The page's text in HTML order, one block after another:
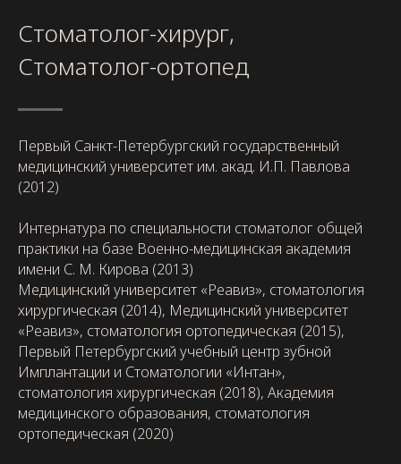
Стоматолог-хирург,
Стоматолог-ортопед
Первый Санкт-Петербургский государственный
медицинский университет им. акад. И.П. Павлова
(2012)
Интернатура по специальности стоматолог общей
практики на базе Военно-медицинская академия
имени С. М. Кирова (2013)
Медицинский университет «Реавиз», стоматология
хирургическая (2014), Медицинский университет
«Реавиз», стоматология ортопедическая (2015),
Первый Петербургский учебный центр зубной
Имплантации и Стоматологии «Интан»,
стоматология хирургическая (2018), Академия
медицинского образования, стоматология
ортопедическая (2020)